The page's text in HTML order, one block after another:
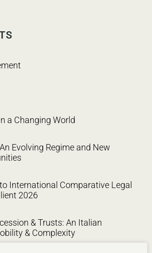
a Changing World
Evolving Regime and New
International Comparative Legal
2026
& Trusts: An Italian
& Complexity